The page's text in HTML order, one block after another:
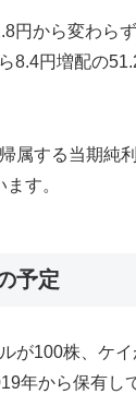
円から変わら
8.4円増配の
属する当期純
す。
予定
が100株、ケ
年から保有し